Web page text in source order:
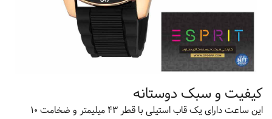
کیفیت و سبک دوستانه
این ساعت دارای یک قاب استیلی با قطر 43 میلیمتر و ضخامت 10